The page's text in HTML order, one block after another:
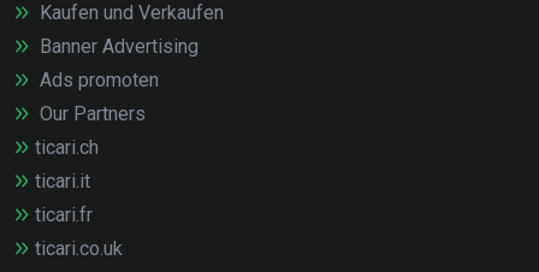
Kaufen und Verkaufen
Banner Advertising
Ads promoten
Our Partners
ticari.ch
ticari.it
ticari.fr
ticari.co.uk